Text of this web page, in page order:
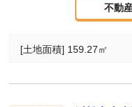
不動
[土地面積] 159.27㎡